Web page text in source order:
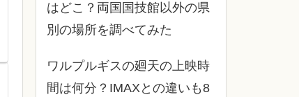
はどこ？両国国技館以外の県
別の場所を調べてみた
ワルプルギスの廻天の上映時
間は何分？IMAXとの違いも8